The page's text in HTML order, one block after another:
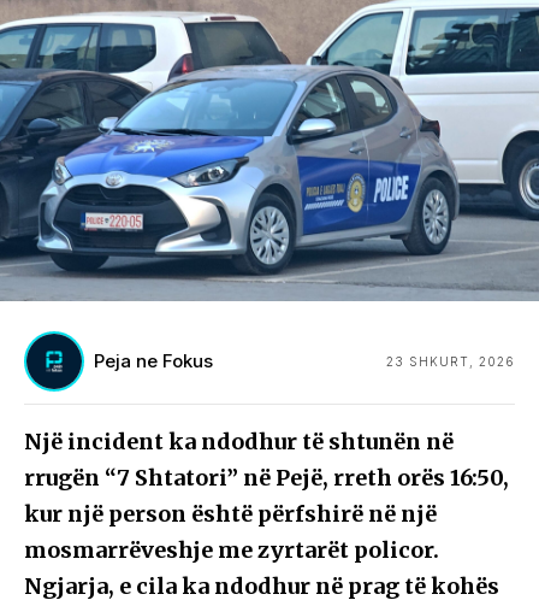
Peja ne Fokus 23 SHKURT, 2026
Një incident ka ndodhur të shtunën në
rrugën “7 Shtatori” në Pejë, rreth orës 16:50,
kur një person është përfshirë në një
mosmarrëveshje me zyrtarët policor.
Ngjarja, e cila ka ndodhur në prag të kohës